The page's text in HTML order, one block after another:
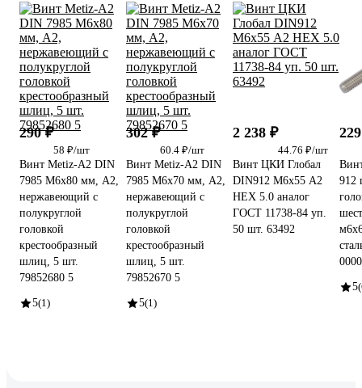
290 ₽
58 ₽/шт
Винт Metiz-A2 DIN
7985 M6x80 мм, А2,
нержавеющий с
полукруглой
головкой
крестообразный
шлиц, 5 шт.
79852680 5
5(1)
302 ₽
60.4 ₽/шт
Винт Metiz-A2 DIN
7985 M6x70 мм, А2,
нержавеющий с
полукруглой
головкой
крестообразный
шлиц, 5 шт.
79852670 5
5(1)
2 238 ₽
44.76 ₽/шт
Винт ЦКИ Глобал
DIN912 М6х55 A2
HEX 5.0 аналог
ГОСТ 11738-84 уп.
50 шт. 63492
912
5